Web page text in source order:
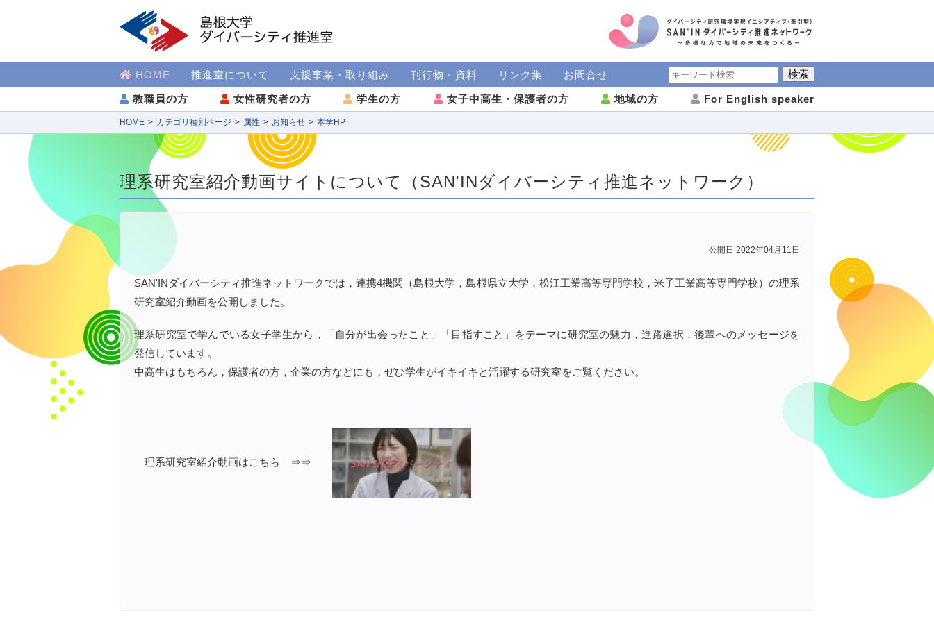
HOME 推進室について 支援事業・取り組み 刊行物・資料 リンク集 お問合せ
教職員の方 女性研究者の方 学生の方 女子中高生・保護者の方 地域の方 For English speaker
HOME カテゴリ種別ページ 属性 お知らせ 本学HP
理系研究室紹介動画サイトについて（SAN'INダイバーシティ推進ネットワーク）
公開日 2022年04月11日
SAN'INダイバーシティ推進ネットワークでは，連携4機関（島根大学，島根県立大学，松江工業高等専門学校，米子工業高等専門学校）の理系
研究室紹介動画を公開しました。
理系研究室で学んでいる女子学生から，「自分が出会ったこと」「目指すこと」をテーマに研究室の魅力，進路選択，後輩へのメッセージを
発信しています。
中高生はもちろん，保護者の方，企業の方などにも，ぜひ学生がイキイキと活躍する研究室をご覧ください。
理系研究室紹介動画はこちら ⇒⇒